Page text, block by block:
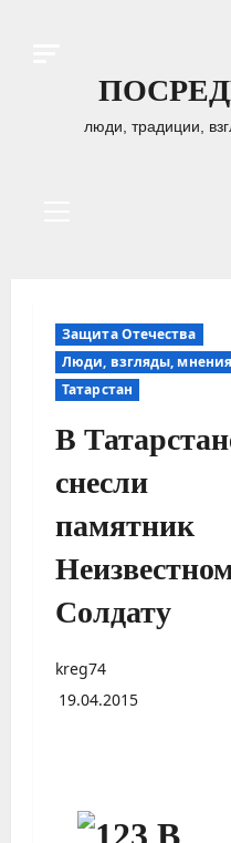
люди, традиции,
Защита Отечества
Люди, взгляды, мнения
Татарстан
В
снесли
памятник
Солдату
kreg74
19.04.2015